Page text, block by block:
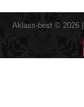
Aklass-best © 2026